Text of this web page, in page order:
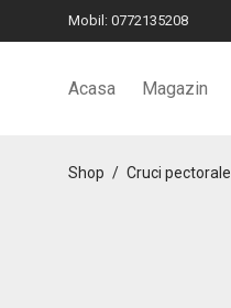
Mobil: 0772135208
Acasa Magazin
Shop / Cruci pectorale